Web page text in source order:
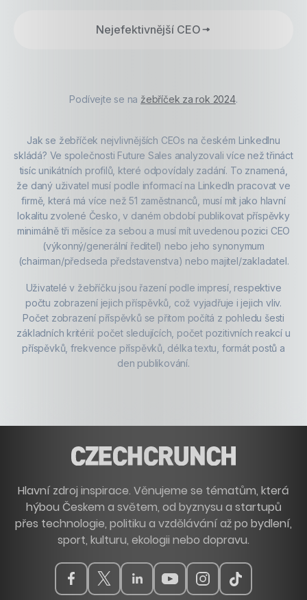
Nejefektivnější CEO
Podívejte se na žebříček za rok 2024.
Jak se žebříček nejvlivnějších CEOs na českém LinkedInu
skládá? Ve společnosti Future Sales analyzovali více než třináct
tisíc unikátních profilů, které odpovídaly zadání. To znamená,
že daný uživatel musí podle informací na LinkedIn pracovat ve
firmě, která má více než 51 zaměstnanců, musí mít jako hlavní
lokalitu zvolené Česko, v daném období publikovat příspěvky
minimálně tři měsíce za sebou a musí mít uvedenou pozici CEO
(výkonný/generální ředitel) nebo jeho synonymum
(chairman/předseda představenstva) nebo majitel/zakladatel.
Uživatelé v žebříčku jsou řazení podle impresí, respektive
počtu zobrazení jejich příspěvků, což vyjadřuje i jejich vliv.
Počet zobrazení příspěvků se přitom počítá z pohledu šesti
základních kritérií: počet sledujících, počet pozitivních reakcí u
příspěvků, frekvence příspěvků, délka textu, formát postů a
den publikování.
Hlavní zdroj inspirace. Věnujeme se tématům, která
hýbou Českem a světem, od byznysu a startupů
přes technologie, politiku a vzdělávání až po bydlení,
sport, kulturu, ekologii nebo dopravu.